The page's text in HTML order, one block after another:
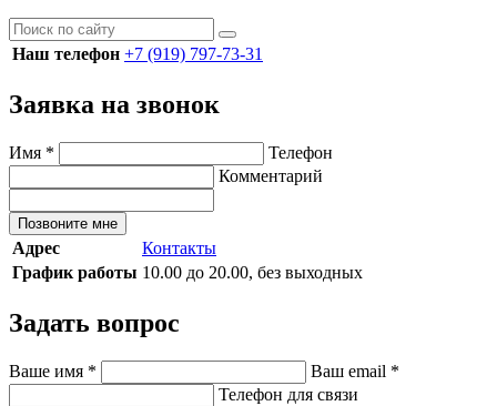
Наш телефон +7 (919) 797-73-31
Заявка на звонок
Имя *
Телефон
Комментарий
Позвоните мне
Адрес
Контакты
График работы 10.00 до 20.00, без выходных
Задать вопрос
Ваше имя * Ваш email *
Телефон для связи